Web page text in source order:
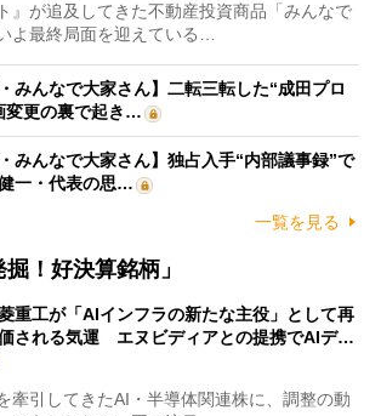
』が追及してきた不動産投資商品「みんなで
よ最終局面を迎えている…
みんなで大家さん】二転三転した“成田プロ
変更の裏で起き…
みんなで大家さん】独占入手“内部議事録”で
一・代表の思…
一覧を見る
！好決算銘柄」
重工が「AIインフラの新たな主役」として再
される気運 エヌビディアとの提携でAIデ…
牽引してきたAI・半導体関連株に、調整の動